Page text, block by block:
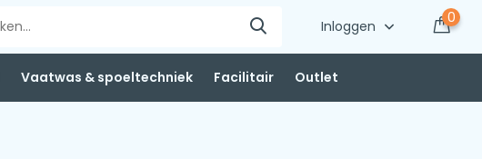
Inloggen
0
Vaatwas & spoeltechniek Facilitair Outlet